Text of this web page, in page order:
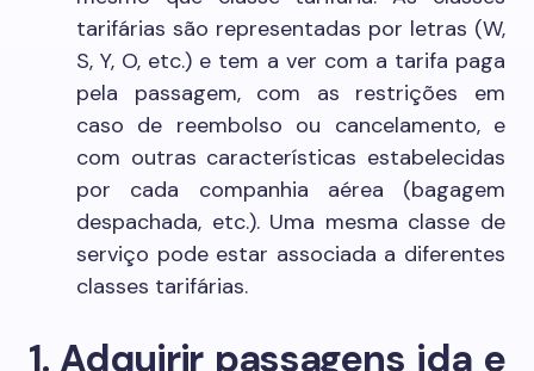
tarifárias são representadas por letras (W,
S, Y, O, etc.) e tem a ver com a tarifa paga
pela passagem, com as restrições em
caso de reembolso ou cancelamento, e
com outras características estabelecidas
por cada companhia aérea (bagagem
despachada, etc.). Uma mesma classe de
serviço pode estar associada a diferentes
classes tarifárias.
1. Adquirir passagens ida e